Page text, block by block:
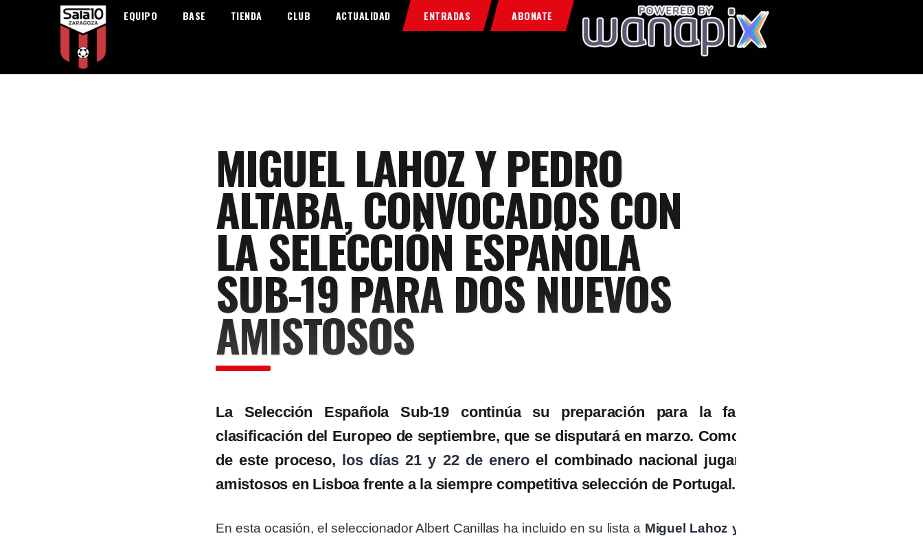
EQUIPO BASE TIENDA CLUB ACTUALIDAD ENTRADAS ABONATE
Home
Food & Drink
MIGUEL LAHOZ Y PEDRO
ALTABA, CONVOCADOS CON
LA SELECCIÓN ESPAÑOLA
SUB-19 PARA DOS NUEVOS
AMISTOSOS
La Selección Española Sub-19 continúa su preparación para la fase de
clasificación del Europeo de septiembre, que se disputará en marzo. Como parte
de este proceso, los días 21 y 22 de eneroel combinado nacional jugará dos
amistosos en Lisboa frente a la siempre competitiva selección de Portugal.
En esta ocasión, el seleccionador Albert Canillas ha incluido en su lista a Miguel Lahoz y Pedro